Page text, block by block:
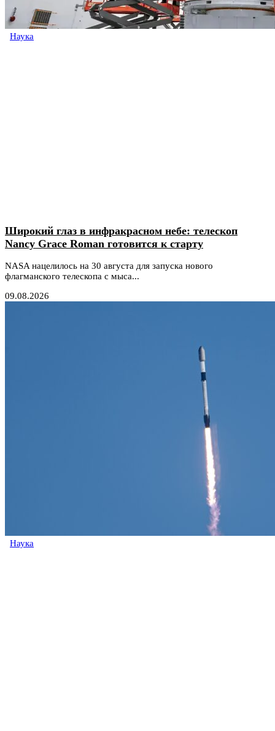
Наука
Широкий глаз в инфракрасном небе: телескоп
Nancy Grace Roman готовится к старту
NASA нацелилось на 30 августа для запуска нового
флагманского телескопа с мыса...
09.08.2026
Наука